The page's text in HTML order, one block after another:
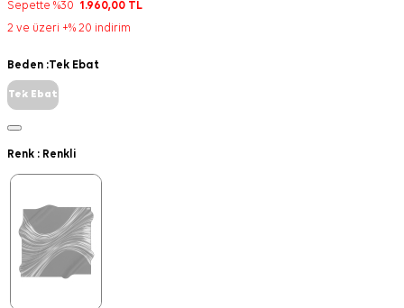
Sepette %30 1.960,00 TL
2 ve üzeri +% 20 indirim
Beden :Tek Ebat
Tek Ebat
Renk : Renkli